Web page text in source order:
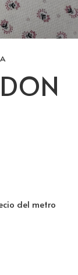
del metro